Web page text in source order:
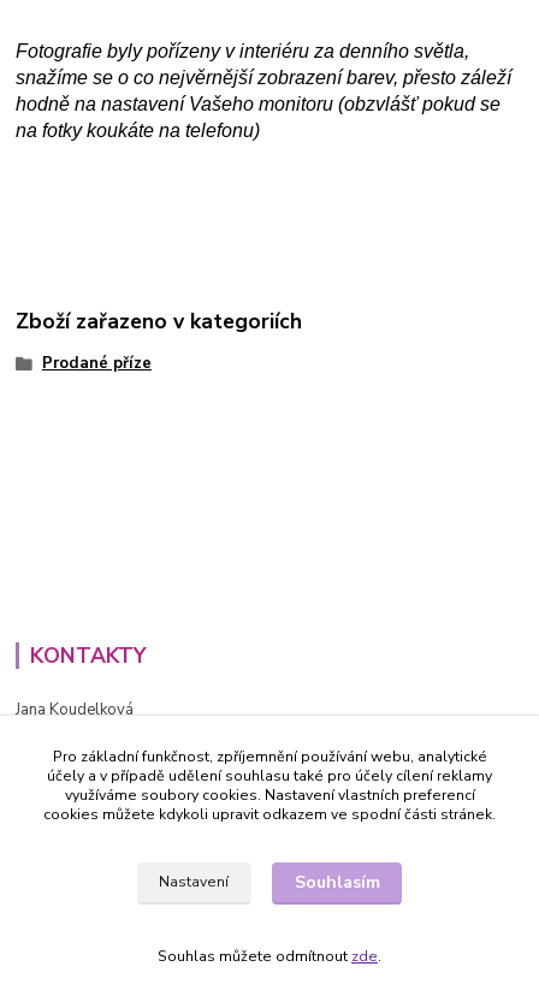
Fotografie byly pořízeny v interiéru za denního světla,
snažíme se o co nejvěrnější zobrazení barev, přesto záleží
hodně na nastavení Vašeho monitoru (obzvlášť pokud se
na fotky koukáte na telefonu)
Zboží zařazeno v kategoriích
Prodané příze
KONTAKTY
Jana Koudelková
PO - PÁ (8-16h)
info@decida.cz
Pro základní funkčnost, zpříjemnění používání webu, analytické
účely a v případě udělení souhlasu také pro účely cílení reklamy
využíváme soubory cookies. Nastavení vlastních preferencí
cookies můžete kdykoli upravit odkazem ve spodní části stránek.
Nastavení Souhlasím
Souhlas můžete odmítnout zde.